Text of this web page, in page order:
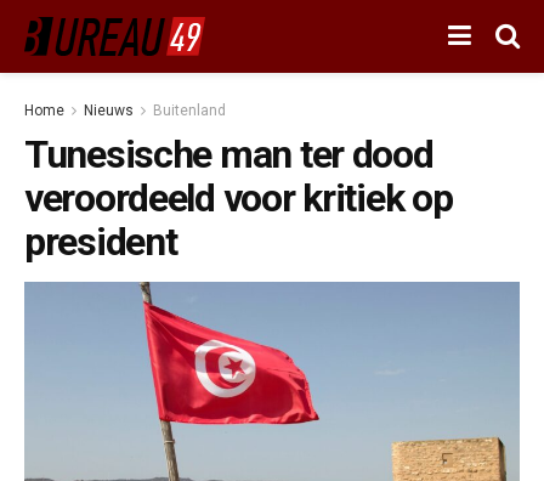
Home Nieuws Buitenland
Tunesische man ter dood
veroordeeld voor kritiek op
president